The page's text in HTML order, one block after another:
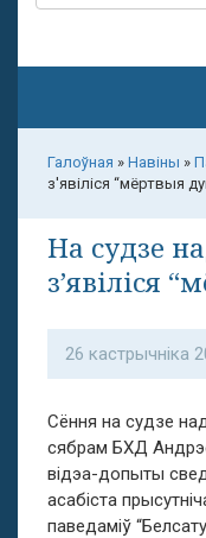
Галоўная » Навіны »
з'явіліся “мёртвыя
На судзе
з’явіліся
26 кастрычніка
Сёння на судзе
сябрам БХД
відэа-допыты
асабіста
паведаміў